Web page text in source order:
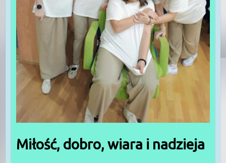
Miłość, dobro, wiara i nadzieja